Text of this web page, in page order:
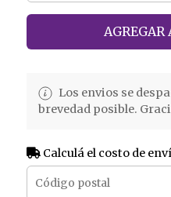
AGREGAR
Los envios se
brevedad posible.
Calculá el costo de